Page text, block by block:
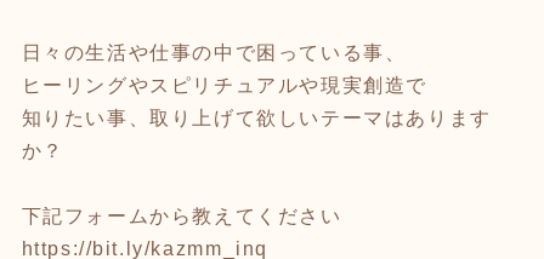
日々の生活や仕事の中で困っている事、
ヒーリングやスピリチュアルや現実創造で
知りたい事、取り上げて欲しいテーマはあります
か？
下記フォームから教えてください
https://bit.ly/kazmm_inq